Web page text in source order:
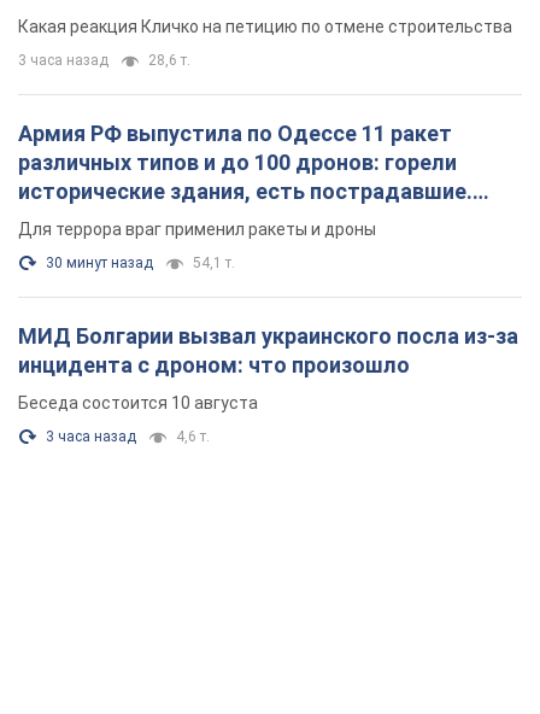
небоскреба "московского верующего"
Какая реакция Кличко на петицию по отмене строительства
3 часа назад 28,6 т.
Армия РФ выпустила по Одессе 11 ракет
различных типов и до 100 дронов: горели
исторические здания, есть пострадавшие.
Фото и видео
Для террора враг применил ракеты и дроны
30 минут назад 54,1 т.
МИД Болгарии вызвал украинского посла из-за
инцидента с дроном: что произошло
Беседа состоится 10 августа
3 часа назад 4,6 т.